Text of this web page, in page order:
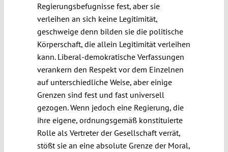
Regierungsbefugnisse fest, aber sie
verleihen an sich keine Legitimität,
geschweige denn bilden sie die politische
Körperschaft, die allein Legitimität verleihen
kann. Liberal-demokratische Verfassungen
verankern den Respekt vor dem Einzelnen
auf unterschiedliche Weise, aber einige
Grenzen sind fest und fast universell
gezogen. Wenn jedoch eine Regierung, die
ihre eigene, ordnungsgemäß konstituierte
Rolle als Vertreter der Gesellschaft verrät,
stößt sie an eine absolute Grenze der Moral,